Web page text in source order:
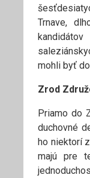
Trnave,
mohli byť
Zrod
Priamo do
duchovné
ho niektorí
majú pre